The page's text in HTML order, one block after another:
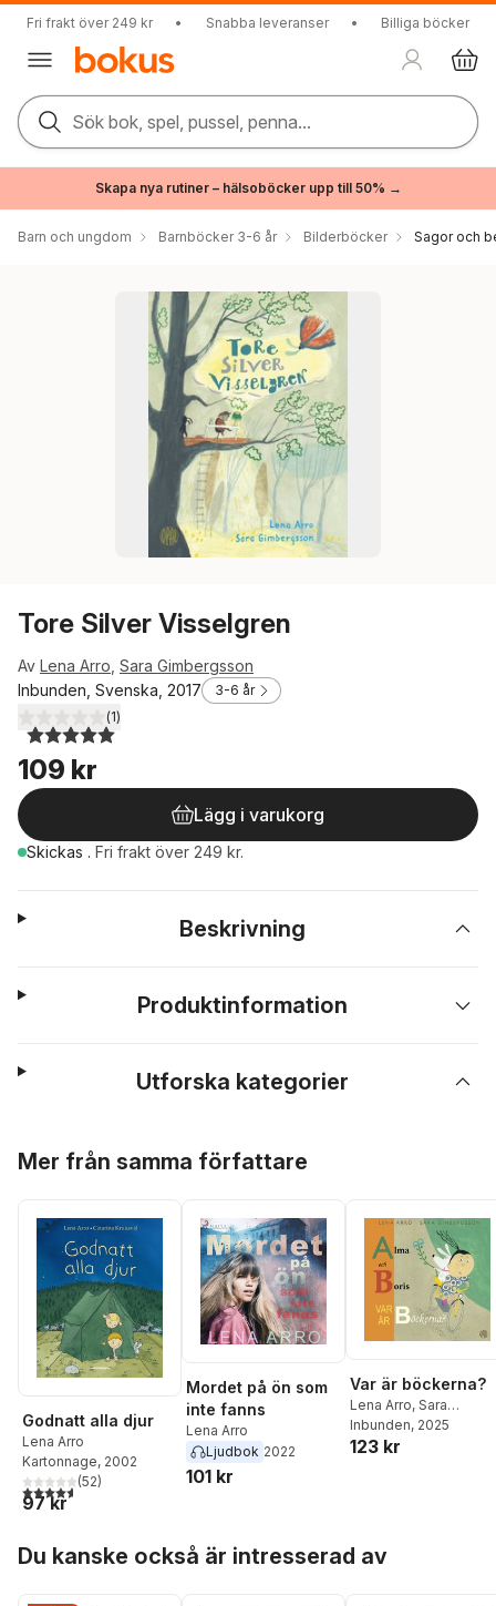
Fri frakt över 249 kr • Snabba leveranser • Billiga böcker
Sök bok, spel, pussel, penna...
Skapa nya rutiner – hälsoböcker upp till 50% →
Barn och ungdom Barnböcker 3-6 år Bilderböcker Sagor och
Tore Silver Visselgren
Av Lena Arro Sara Gimbergsson
Inbunden, Svenska, 2017
3-6 år
5,0utav 5 stjärnor. Totalt antal röster:
(1)
109 kr
Lägg i varukorg
Skickas . Fri frakt över 249 kr.
Beskrivning
Produktinformation
Utforska kategorier
Mer från samma författare
Godnatt alla djur
Lena Arro
Kartonnage, 2002
4,6utav 5 stjärnor. Totalt antal röster:
(52)
97 kr
Mordet på ön som
inte fanns
Lena Arro
Ljudbok 2022
101 kr
Var är böckerna?
Lena Arro, Sara
Gimbergsson
Inbunden, 2025
123 kr
Du kanske också är intresserad av